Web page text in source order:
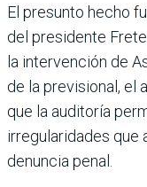
El presunto hecho
del presidente
la intervención de
de la previsional, el
que la auditoría
irregularida­des que
denuncia penal.